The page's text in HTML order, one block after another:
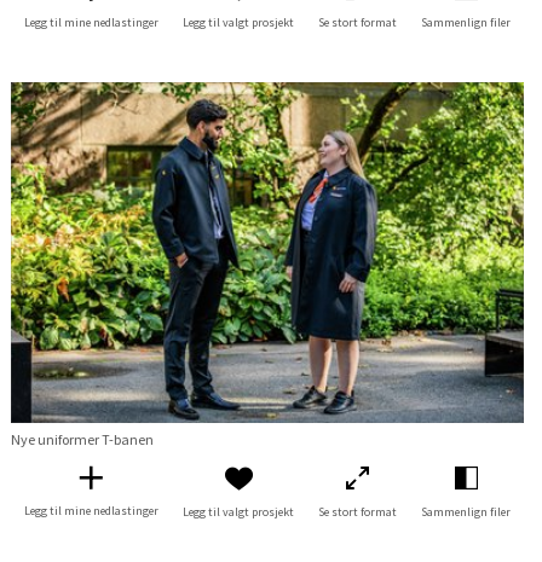
Legg til mine nedlastinger Legg til valgt prosjekt Se stort format Sammenlign filer
Nye uniformer T-banen
Legg til mine nedlastinger Legg til valgt prosjekt Se stort format Sammenlign filer